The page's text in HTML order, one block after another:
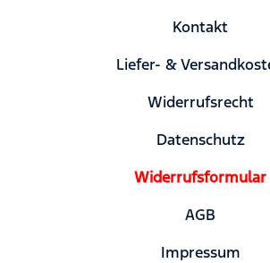
Kontakt
Liefer- &
Widerrufsrecht
Datenschutz
Widerrufsformular
AGB
Impressum